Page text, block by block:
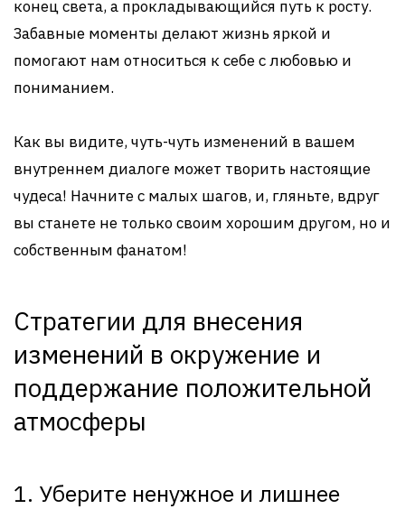
конец света, а прокладывающийся путь к росту.
Забавные моменты делают жизнь яркой и
помогают нам относиться к себе с любовью и
пониманием.
Как вы видите, чуть-чуть изменений в вашем
внутреннем диалоге может творить настоящие
чудеса! Начните с малых шагов, и, гляньте, вдруг
вы станете не только своим хорошим другом, но и
собственным фанатом!
Стратегии для внесения
изменений в окружение и
поддержание положительной
атмосферы
1. Уберите ненужное и лишнее